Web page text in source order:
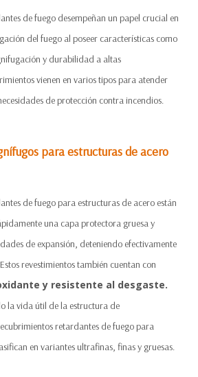
de fuego desempeñan un papel crucial en
del fuego al poseer características como
y durabilidad a altas
vienen en varios tipos para atender
de protección contra incendios.
para estructuras de acero
de fuego para estructuras de acero están
una capa protectora gruesa y
de expansión, deteniendo efectivamente
revestimientos también cuentan con
y resistente al desgaste.
la vida útil de la estructura de
retardantes de fuego para
en variantes ultrafinas, finas y gruesas.